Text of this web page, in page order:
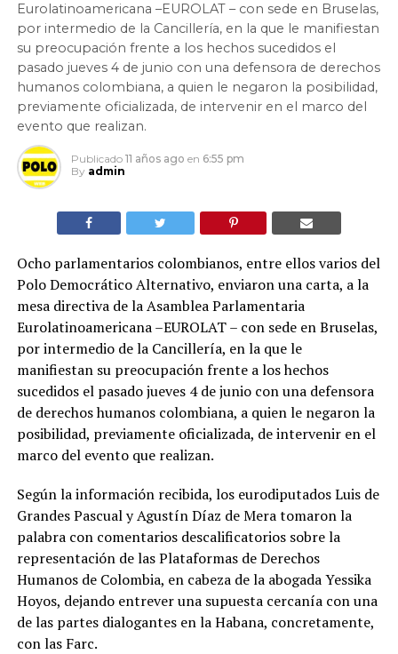
Eurolatinoamericana –EUROLAT – con sede en Bruselas,
por intermedio de la Cancillería, en la que le manifiestan
su preocupación frente a los hechos sucedidos el
pasado jueves 4 de junio con una defensora de derechos
humanos colombiana, a quien le negaron la posibilidad,
previamente oficializada, de intervenir en el marco del
evento que realizan.
Publicado 11 años ago en 6:55 pm
By admin
Ocho parlamentarios colombianos, entre ellos varios del
Polo Democrático Alternativo, enviaron una carta, a la
mesa directiva de la Asamblea Parlamentaria
Eurolatinoamericana –EUROLAT – con sede en Bruselas,
por intermedio de la Cancillería, en la que le
manifiestan su preocupación frente a los hechos
sucedidos el pasado jueves 4 de junio con una defensora
de derechos humanos colombiana, a quien le negaron la
posibilidad, previamente oficializada, de intervenir en el
marco del evento que realizan.
Según la información recibida, los eurodiputados Luis de
Grandes Pascual y Agustín Díaz de Mera tomaron la
palabra con comentarios descalificatorios sobre la
representación de las Plataformas de Derechos
Humanos de Colombia, en cabeza de la abogada Yessika
Hoyos, dejando entrever una supuesta cercanía con una
de las partes dialogantes en la Habana, concretamente,
con las Farc.